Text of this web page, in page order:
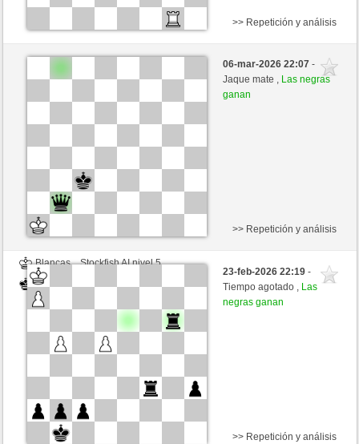
Negras
Stockfish AI nivel 5
Blancas
>> Repetición y análisis
06-mar-2026 22:07-
Jaque mate , Las negras
ganan
Blancas
Stockfish AI nivel 5
Negras
>> Repetición y análisis
23-feb-2026 22:19-
Tiempo agotado , Las
negras ganan
>> Repetición y análisis